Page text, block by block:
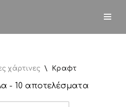
χάρτινες \ Κραφτ
- 10 αποτελέσματα